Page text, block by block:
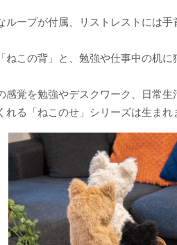
ープが付属、リストレストには
この背」と、勉強や仕事中の机
感覚を勉強やデスクワーク、日常
る「ねこのせ」シリーズは生まれ